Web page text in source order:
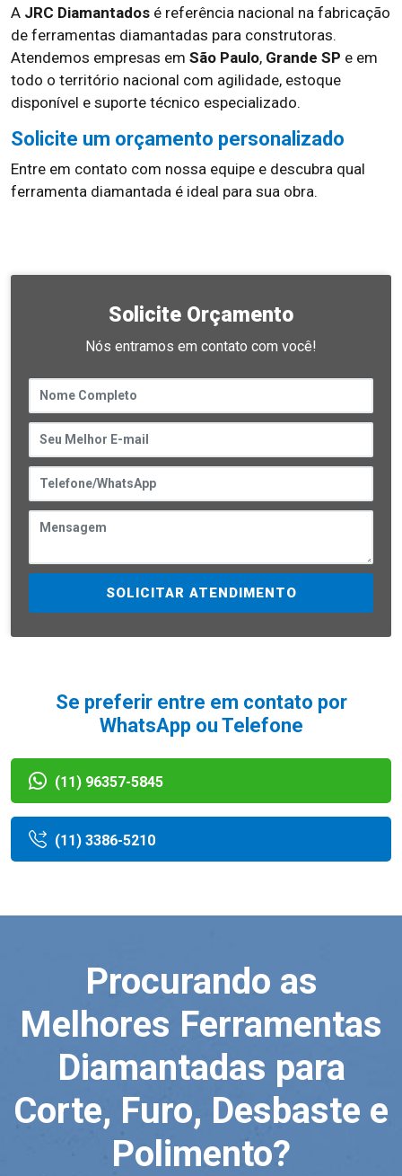
A JRC Diamantados é referência nacional na fabricação
de ferramentas diamantadas para construtoras.
Atendemos empresas em São Paulo, Grande SP e em
todo o território nacional com agilidade, estoque
disponível e suporte técnico especializado.
Solicite um orçamento personalizado
Entre em contato com nossa equipe e descubra qual
ferramenta diamantada é ideal para sua obra.
Solicite Orçamento
Nós entramos em contato com você!
SOLICITAR ATENDIMENTO
Se preferir entre em contato por
WhatsApp ou Telefone
(11) 96357-5845
(11) 3386-5210
Procurando as
Melhores Ferramentas
Diamantadas para
Corte, Furo, Desbaste e
Polimento?